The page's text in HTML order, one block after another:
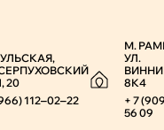
20
112‒02‒22
М.
УЛ.
8К4
+ 7
56 09